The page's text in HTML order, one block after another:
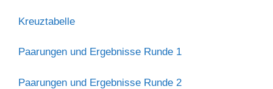
Kreuztabelle
Paarungen und Ergebnisse Runde 1
Paarungen und Ergebnisse Runde 2